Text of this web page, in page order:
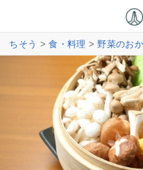
ちそう >食・料理 >野菜のお